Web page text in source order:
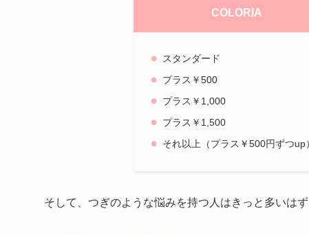
COLORIA
スタンダード
プラス￥500
プラス￥1,000
プラス￥1,500
それ以上（プラス￥500円ずつup）
そして、つぎのような悩みを持つ人はきっと多いはず